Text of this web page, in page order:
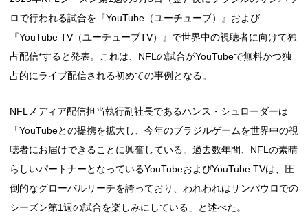
ロで行われる試合を『YouTube（ユーチューブ）』および
『YouTube TV（ユーチューブTV）』で世界中の視聴者に向けて独
占配信*すると発表。これは、NFLの試合がYouTubeで無料かつ独
占的にライブ配信される初めての事例となる。
NFLメディア配信担当執行副社長であるハンス・シュローダーは
「YouTubeとの提携を拡大し、今年のブラジルゲームを世界中の視
聴者にお届けできることに興奮している。過去数年間、NFLの素晴
らしいパートナーとなっているYouTubeおよびYouTube TVは、圧
倒的なグローバルリーチを誇っており、われわれはサンパウロでの
シーズン第1週の試合を楽しみにしている」と述べた。